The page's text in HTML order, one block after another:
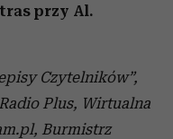
przy Al.
Czytelników”,
Plus, Wirtualna
Burmistrz